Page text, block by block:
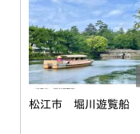
松江市 堀川遊覧船